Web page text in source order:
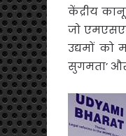
केंद्रीय
जो
उद्यमों
सुगमता’